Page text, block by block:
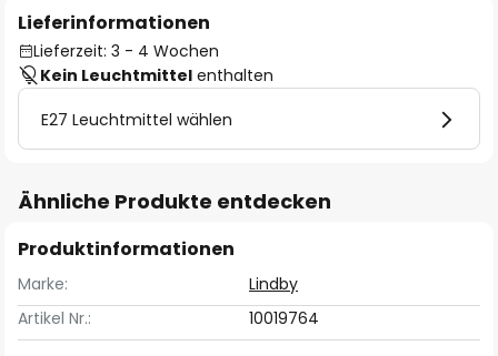
Lieferinformationen
Lieferzeit: 3 - 4 Wochen
Kein Leuchtmittel enthalten
E27 Leuchtmittel wählen
Ähnliche Produkte entdecken
Produktinformationen
Marke:
Lindby
Artikel Nr.:
10019764